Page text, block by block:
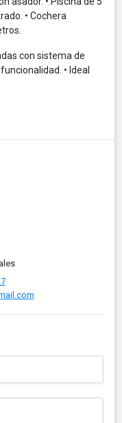
• Cochera
con sistema de
• Ideal